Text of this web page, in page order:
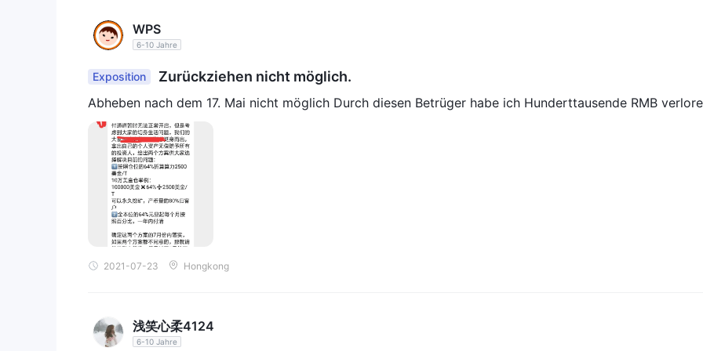
WPS
6-10 Jahre
Exposition Zurückziehen nicht möglich.
Abheben nach dem 17. Mai nicht möglich Durch diesen Betrüger habe ich Hunderttausende RMB
2021-07-23 Hongkong
浅笑心柔4124
6-10 Jahre